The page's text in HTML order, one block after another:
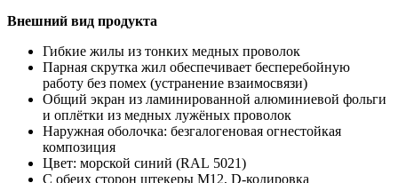
Внешний вид продукта
Гибкие жилы из тонких медных проволок
Парная скрутка жил обеспечивает бесперебойную
работу без помех (устранение взаимосвязи)
Общий экран из ламинированной алюминиевой фольги
и оплётки из медных лужёных проволок
Наружная оболочка: безгалогеновая огнестойкая
композиция
Цвет: морской синий (RAL 5021)
С обеих сторон штекеры М12, D-кодировка